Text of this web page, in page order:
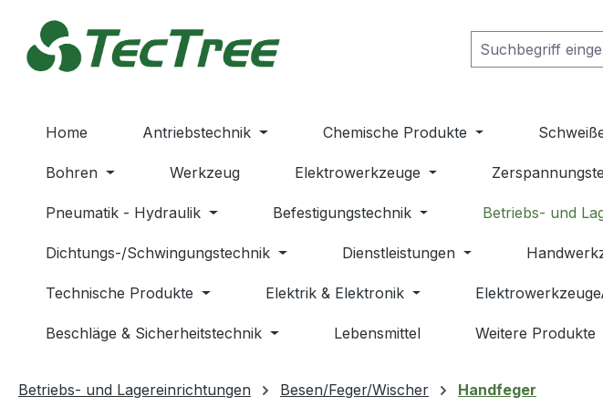
Hauptinhalt springen
Zur Suche springen
Zur Hauptnavigation springen
Home Antriebstechnik Chemische Produkte
Bohren Werkzeug Elektrowerkzeuge
Pneumatik - Hydraulik Befestigungstechnik Betriebs- und
Dichtungs-/Schwingungstechnik Dienstleistungen
Technische Produkte Elektrik & Elektronik
Beschläge & Sicherheitstechnik Lebensmittel Weitere Produkte
Betriebs- und Lagereinrichtungen Besen/Feger/Wischer Handfeger